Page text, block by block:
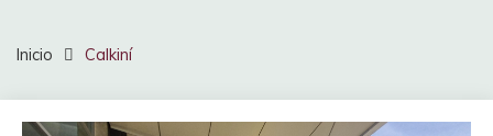
Inicio Calkiní